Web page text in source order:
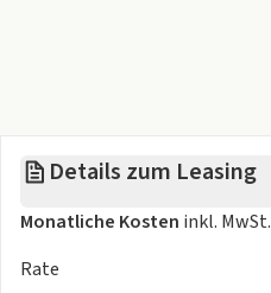
Silver),
Details zum Leasing
Monatliche Kosten inkl. MwSt.
Rate